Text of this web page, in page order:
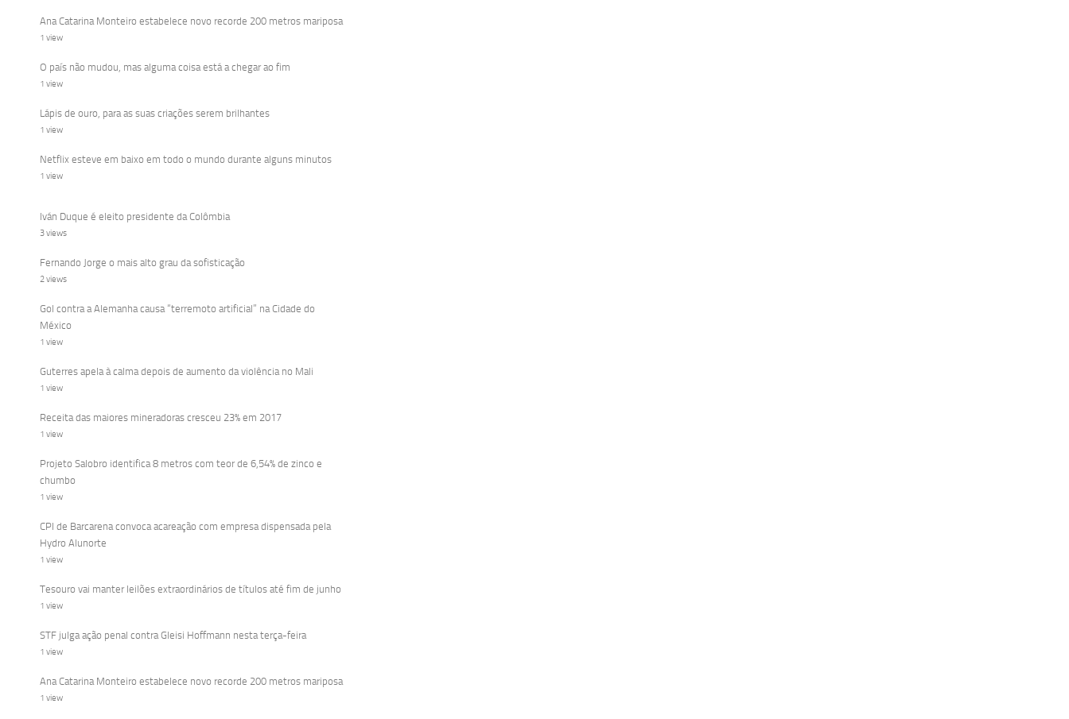
Ana Catarina Monteiro estabelece novo recorde 200 metros mariposa
1 view
O país não mudou, mas alguma coisa está a chegar ao fim
1 view
Lápis de ouro, para as suas criações serem brilhantes
1 view
Netflix esteve em baixo em todo o mundo durante alguns minutos
1 view
Iván Duque é eleito presidente da Colômbia
3 views
Fernando Jorge o mais alto grau da sofisticação
2 views
Gol contra a Alemanha causa “terremoto artificial” na Cidade do
México
1 view
Guterres apela à calma depois de aumento da violência no Mali
1 view
Receita das maiores mineradoras cresceu 23% em 2017
1 view
Projeto Salobro identifica 8 metros com teor de 6,54% de zinco e
chumbo
1 view
CPI de Barcarena convoca acareação com empresa dispensada pela
Hydro Alunorte
1 view
Tesouro vai manter leilões extraordinários de títulos até fim de junho
1 view
STF julga ação penal contra Gleisi Hoffmann nesta terça-feira
1 view
Ana Catarina Monteiro estabelece novo recorde 200 metros mariposa
1 view